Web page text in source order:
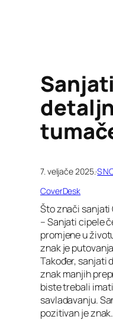
Sanjati
7. veljače 2025.·
CoverDesk
Što znači sanjati
– Sanjati cipele
promjene u
znak je
Također, sanjati
znak manjih
biste trebali
savladavanju.
pozitivan je